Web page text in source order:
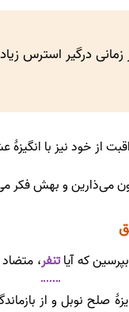
درگیر استرس
از خود نیز با
می‌ذارین و بهش فکر
که آیاتنفر،
صلح نوبل و از